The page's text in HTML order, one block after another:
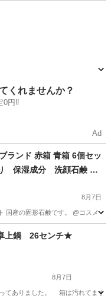
くれませんか？
0円‼️
Ad
ランド 赤箱 青箱 6個セッ
湿成分 洗顔石鹸 ボ
8月7日
産の固形石鹸です。 @コスメ
石鹸
上鍋 26センチ★
8月7日
てありました。 箱は汚れてます